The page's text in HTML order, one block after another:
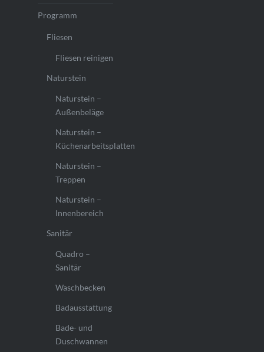
Programm
Fliesen
Fliesen reinigen
Naturstein
Naturstein –
Außenbeläge
Naturstein –
Küchenarbeitsplatten
Naturstein –
Treppen
Naturstein –
Innenbereich
Sanitär
Quadro –
Sanitär
Waschbecken
Badausstattung
Bade- und
Duschwannen